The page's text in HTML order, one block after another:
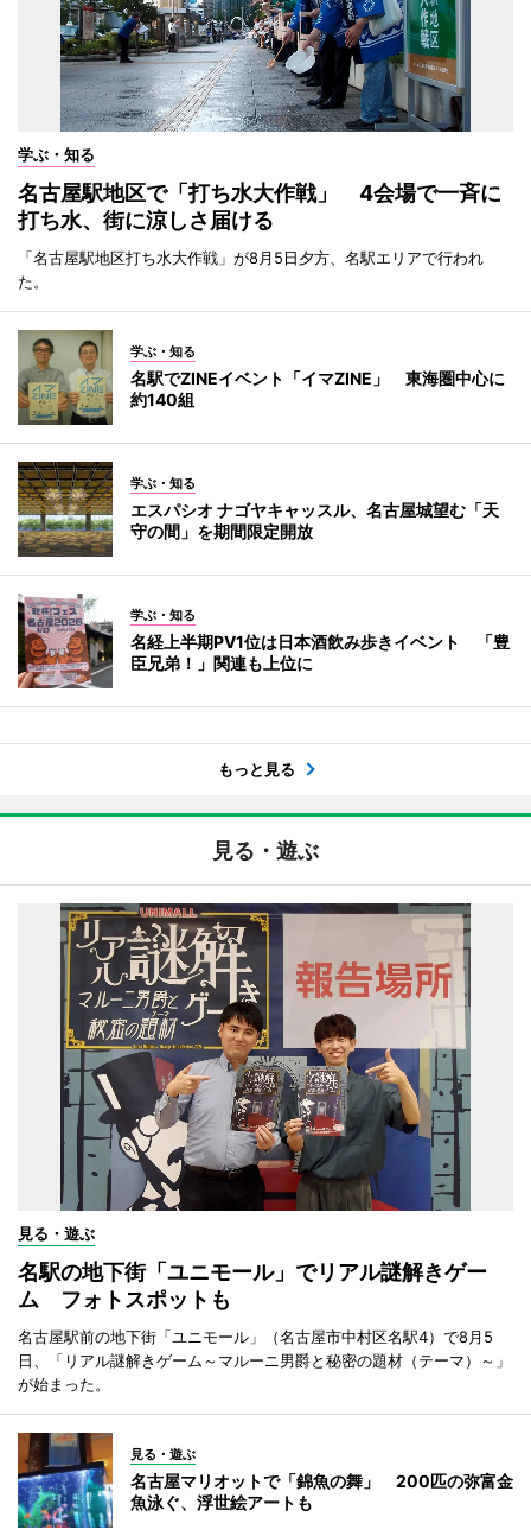
学ぶ・知る
名古屋駅地区で「打ち水大作戦」 4会場で一斉に
打ち水、街に涼しさ届ける
「名古屋駅地区打ち水大作戦」が8月5日夕方、名駅エリアで行われ
た。
学ぶ・知る
名駅でZINEイベント「イマZINE」 東海圏中心に
約140組
学ぶ・知る
エスパシオ ナゴヤキャッスル、名古屋城望む「天
守の間」を期間限定開放
学ぶ・知る
名経上半期PV1位は日本酒飲み歩きイベント 「豊
臣兄弟！」関連も上位に
もっと見る
見る・遊ぶ
見る・遊ぶ
名駅の地下街「ユニモール」でリアル謎解きゲー
ム フォトスポットも
名古屋駅前の地下街「ユニモール」（名古屋市中村区名駅4）で8月5
日、「リアル謎解きゲーム～マルーニ男爵と秘密の題材（テーマ）～」
が始まった。
見る・遊ぶ
名古屋マリオットで「錦魚の舞」 200匹の弥富金
魚泳ぐ、浮世絵アートも